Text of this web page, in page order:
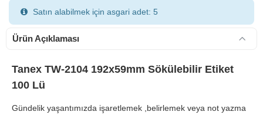
900 TL Üzeri Kargo Ücretsiz
Satın alabilmek için asgari adet: 5
Ürün Açıklaması
Tanex TW-2104 192x59mm Sökülebilir Etiket
100 Lü
Gündelik yaşantımızda işaretlemek ,belirlemek veya not yazma